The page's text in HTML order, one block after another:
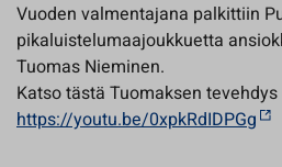
Vuoden valmentajana palkittiin
pikaluistelumaajoukkuetta
Tuomas Nieminen.
Katso tästä Tuomaksen tevehdys
https://youtu.be/0xpkRdIDPGg